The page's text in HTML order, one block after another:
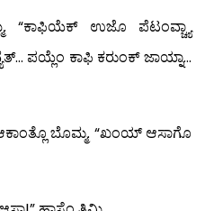
“ಕಾಫಿಯೆಕ್ ಉಜೊ ಪೆಟಂವ್ಚ್ಯಾ
ಪಯ್ಲೆಂ ಕಾಫಿ ಕರುಂಕ್ ಜಾಯ್ನಾ…
ಬೊಮ್ಮ. “ಖಂಯ್ ಆಸಾಗೊ